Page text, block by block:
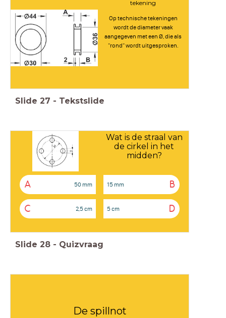
tekening
Op technische tekeningen
wordt de diameter vaak
aangegeven met een Ø, die als
"rond" wordt uitgesproken.
Slide 27 - Tekstslide
Wat is de straal van
de cirkel in het
midden?
A 50 mm B
15 mm
C 2,5 cm D
5 cm
Slide 28 - Quizvraag
De spillnot